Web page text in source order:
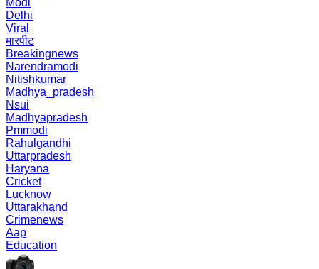
Modi
Delhi
Viral
मारपीट
Breakingnews
Narendramodi
Nitishkumar
Madhya_pradesh
Nsui
Madhyapradesh
Pmmodi
Rahulgandhi
Uttarpradesh
Haryana
Cricket
Lucknow
Uttarakhand
Crimenews
Aap
Education